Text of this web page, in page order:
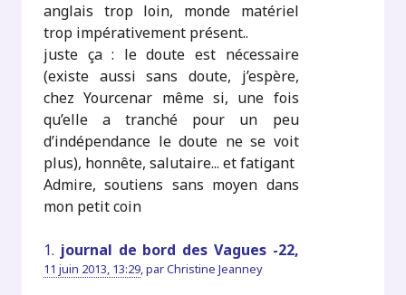
anglais trop loin, monde matériel
trop impérativement présent..
juste ça : le doute est nécessaire
(existe aussi sans doute, j’espère,
chez Yourcenar même si, une fois
qu’elle a tranché pour un peu
d’indépendance le doute ne se voit
plus), honnête, salutaire... et fatigant
Admire, soutiens sans moyen dans
mon petit coin
1. journal de bord des Vagues -22,
11 juin 2013, 13:29,parChristine Jeanney